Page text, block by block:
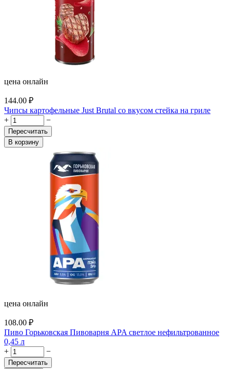
цена онлайн
144.00 ₽
Чипсы картофельные Just Brutal со вкусом стейка на гриле
+
−
Пересчитать
В корзину
цена онлайн
108.00 ₽
Пиво Горьковская Пивоварня APA светлое нефильтрованное
0,45 л
+
−
Пересчитать